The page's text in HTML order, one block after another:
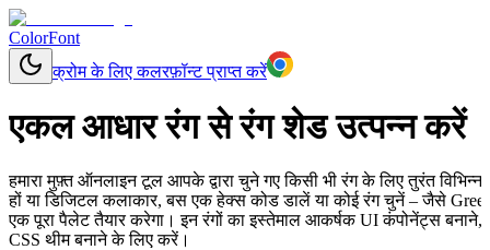
ColorFont
क्रोम के लिए कलरफ़ॉन्ट प्राप्त करें
एकल आधार रंग से रंग शेड उत्पन्न करें
हमारा मुफ़्त ऑनलाइन टूल आपके द्वारा चुने गए किसी भी रंग के लिए तुरंत
हों या डिजिटल कलाकार, बस एक हेक्स कोड डालें या कोई रंग चुनें – जैसे
एक पूरा पैलेट तैयार करेगा। इन रंगों का इस्तेमाल आकर्षक UI कंपोनेंट्स
CSS थीम बनाने के लिए करें।